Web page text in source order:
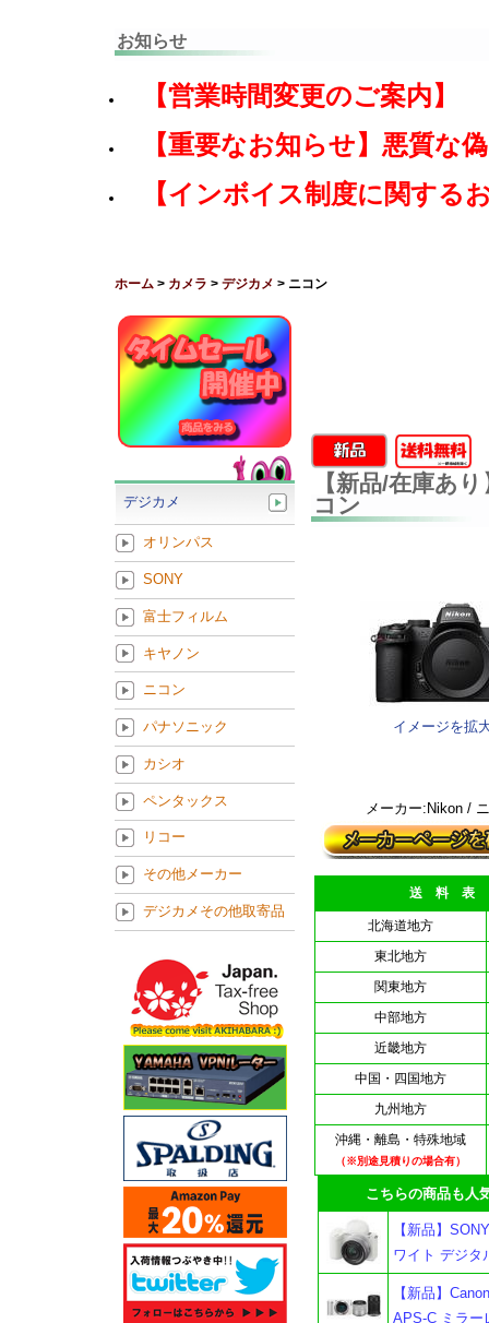
お知らせ
【営業時間変更のご案内】
【重要なお知らせ】悪質な
【インボイス制度に関する
ホーム > カメラ > デジカメ > ニコン
【新品/在庫あ
コン
イメージを拡
メーカー:Nikon /
送 料 表
北海道地方
東北地方
関東地方
中部地方
近畿地方
中国・四国地方
九州地方
沖縄・離島・特殊地域
（※別途見積りの場合有）
こちらの商品も人気
【新品】
ワイト デジタ
【新品】
APS-C ミラー
デジカメ
オリンパス
SONY
富士フィルム
キヤノン
ニコン
パナソニック
カシオ
ペンタックス
リコー
その他メーカー
デジカメその他取寄品